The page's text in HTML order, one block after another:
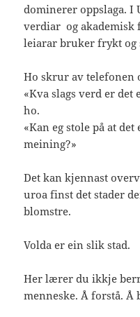
dominerer oppslaga. I
verdiar og
leiarar bruker frykt og
Ho skrur av telefonen
«Kva slags verd er det
ho.
«Kan eg stole på at
meining?»
Det kan kjennast
uroa finst det stader
blomstre.
Volda er ein slik stad.
Her lærer du ikkje
menneske. Å forstå. Å